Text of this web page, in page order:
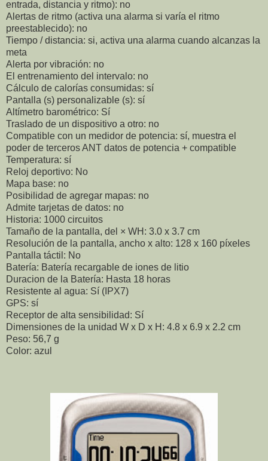
entrada, distancia y ritmo): no
Alertas de ritmo (activa una alarma si varía el ritmo
preestablecido): no
Tiempo / distancia: si, activa una alarma cuando alcanzas la
meta
Alerta por vibración: no
El entrenamiento del intervalo: no
Cálculo de calorías consumidas: sí
Pantalla (s) personalizable (s): sí
Altímetro barométrico: Sí
Traslado de un dispositivo a otro: no
Compatible con un medidor de potencia: sí, muestra el
poder de terceros ANT datos de potencia + compatible
Temperatura: sí
Reloj deportivo: No
Mapa base: no
Posibilidad de agregar mapas: no
Admite tarjetas de datos: no
Historia: 1000 circuitos
Tamaño de la pantalla, del × WH: 3.0 x 3.7 cm
Resolución de la pantalla, ancho x alto: 128 x 160 píxeles
Pantalla táctil: No
Batería: Batería recargable de iones de litio
Duracion de la Batería: Hasta 18 horas
Resistente al agua: Sí (IPX7)
GPS: sí
Receptor de alta sensibilidad: Sí
Dimensiones de la unidad W x D x H: 4.8 x 6.9 x 2.2 cm
Peso: 56,7 g
Color: azul